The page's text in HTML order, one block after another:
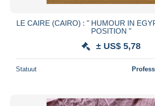
LE CAIRE (CAIRO) : " HUMOUR IN
POSITION "
± US$ 5,78
Statuut